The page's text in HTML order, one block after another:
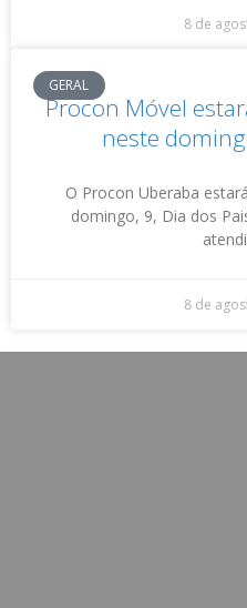
8 de
GERAL
Procon Móvel
neste
O Procon Uberaba
domingo, 9, Dia dos
8 de